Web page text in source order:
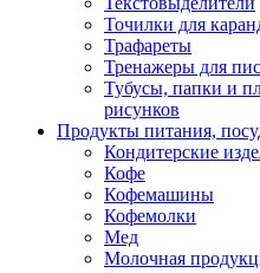
Точилки для
Трафареты
Тренажеры для
Тубусы, папки и
рисунков
Продукты питания,
Кондитерские
Кофе
Кофемашины
Кофемолки
Мед
Молочная